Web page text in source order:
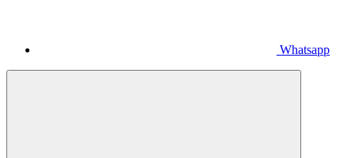
Whatsapp